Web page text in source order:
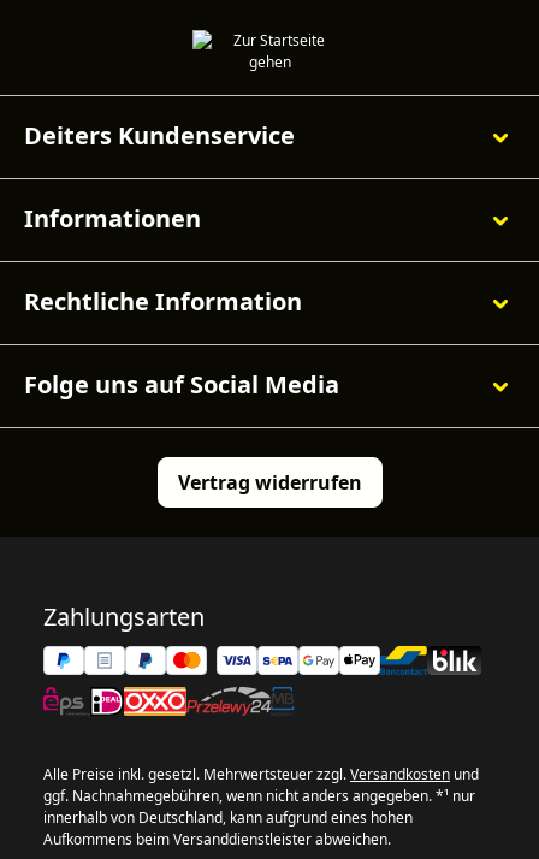
Deiters Kundenservice
Informationen
Rechtliche Information
Folge uns auf Social Media
Vertrag widerrufen
Zahlungsarten
Alle Preise inkl. gesetzl. Mehrwertsteuer zzgl.Versandkosten und
ggf. Nachnahmegebühren, wenn nicht anders angegeben. *¹ nur
innerhalb von Deutschland, kann aufgrund eines hohen
Aufkommens beim Versanddienstleister abweichen.